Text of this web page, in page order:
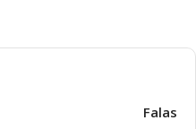
Falas